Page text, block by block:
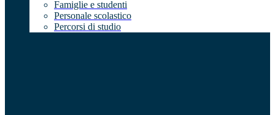
Famiglie e studenti
Personale scolastico
Percorsi di studio